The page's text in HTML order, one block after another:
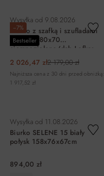
−7%
Bestseller
Wysyłka od 9.08.2026
Biurko z szafką i szufladami
EVORA 180x70
ciemnozielone/dąb Lefkas
2 026,47 zł2 179,00 zł
Najniższa cena z 30 dni przed obniżką:
1 917,52 zł
Wysyłka od 11.08.2026
Biurko SELENE 15 biały
połysk 158x76x67cm
894,00 zł